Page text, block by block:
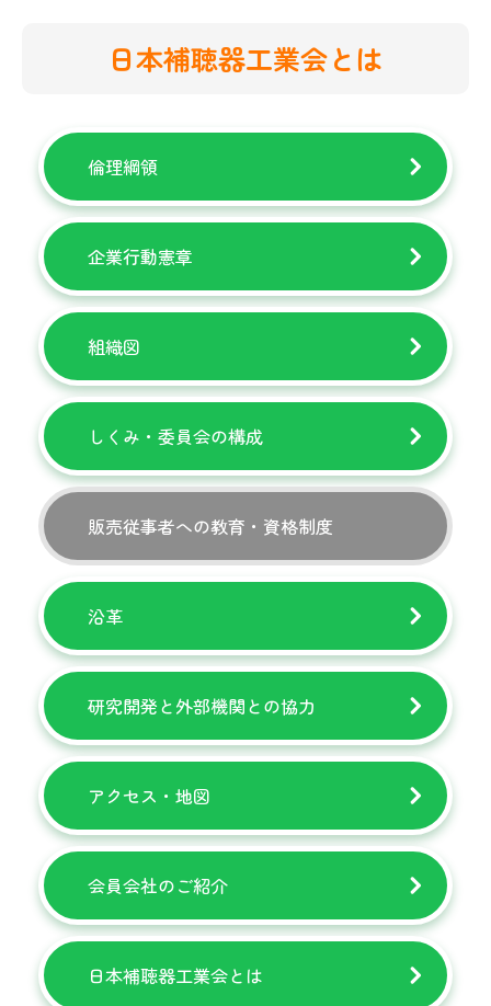
日本補聴器工業会とは
倫理綱領
企業行動憲章
組織図
しくみ・委員会の構成
販売従事者への教育・資格制度
沿革
研究開発と外部機関との協力
アクセス・地図
会員会社のご紹介
日本補聴器工業会とは